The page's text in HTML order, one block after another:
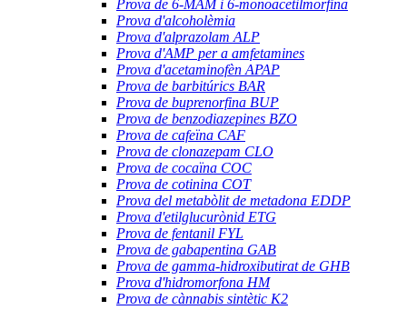
Prova de 6-MAM i 6-monoacetilmorfina
Prova d'alcoholèmia
Prova d'alprazolam ALP
Prova d'AMP per a amfetamines
Prova d'acetaminofèn APAP
Prova de barbitúrics BAR
Prova de buprenorfina BUP
Prova de benzodiazepines BZO
Prova de cafeïna CAF
Prova de clonazepam CLO
Prova de cocaïna COC
Prova de cotinina COT
Prova del metabòlit de metadona EDDP
Prova d'etilglucurònid ETG
Prova de fentanil FYL
Prova de gabapentina GAB
Prova de gamma-hidroxibutirat de GHB
Prova d'hidromorfona HM
Prova de cànnabis sintètic K2